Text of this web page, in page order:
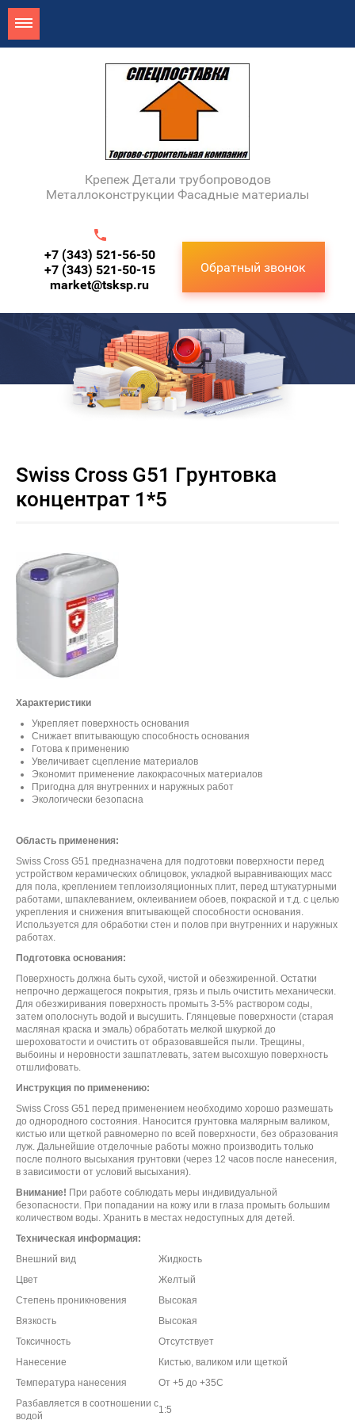
Крепеж Детали трубопроводов
Металлоконструкции Фасадные материалы
+7 (343) 521-56-50
+7 (343) 521-50-15
market@tsksp.ru
Обратный звонок
Swiss Cross G51 Грунтовка
концентрат 1*5
Характеристики
Укрепляет поверхность основания
Снижает впитывающую способность основания
Готова к применению
Увеличивает сцепление материалов
Экономит применение лакокрасочных материалов
Пригодна для внутренних и наружных работ
Экологически безопасна
Область применения:
Swiss Cross G51 предназначена для подготовки поверхности перед
устройством керамических облицовок, укладкой выравнивающих масс
для пола, креплением теплоизоляционных плит, перед штукатурными
работами, шпаклеванием, оклеиванием обоев, покраской и т.д. с целью
укрепления и снижения впитывающей способности основания.
Используется для обработки стен и полов при внутренних и наружных
работах.
Подготовка основания:
Поверхность должна быть сухой, чистой и обезжиренной. Остатки
непрочно держащегося покрытия, грязь и пыль очистить механически.
Для обезжиривания поверхность промыть 3-5% раствором соды,
затем ополоснуть водой и высушить. Глянцевые поверхности (старая
масляная краска и эмаль) обработать мелкой шкуркой до
шероховатости и очистить от образовавшейся пыли. Трещины,
выбоины и неровности зашпатлевать, затем высохшую поверхность
отшлифовать.
Инструкция по применению:
Swiss Cross G51 перед применением необходимо хорошо размешать
до однородного состояния. Наносится грунтовка малярным валиком,
кистью или щеткой равномерно по всей поверхности, без образования
луж. Дальнейшие отделочные работы можно производить только
после полного высыхания грунтовки (через 12 часов после нанесения,
в зависимости от условий высыхания).
Внимание! При работе соблюдать меры индивидуальной
безопасности. При попадании на кожу или в глаза промыть большим
количеством воды. Хранить в местах недоступных для детей.
Техническая информация:
Внешний вид
Жидкость
Цвет
Желтый
Степень проникновения
Высокая
Вязкость
Высокая
Токсичность
Отсутствует
Нанесение
Кистью, валиком или щеткой
Температура нанесения
От +5 до +35С
Разбавляется в соотношении с
водой
1:5